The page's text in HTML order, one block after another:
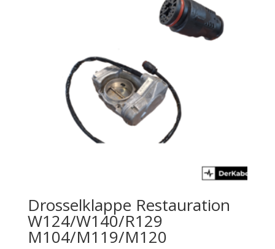
Drosselklappe Restauration
W124/W140/R129
M104/M119/M120